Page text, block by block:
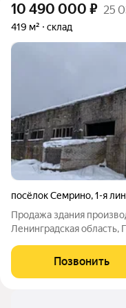
10 490 000 ₽ 25
419 м² склад
посёлок Семрино,1-я
Продажа здания
Ленинградская область,
Продаётся отдельно
Позвонить